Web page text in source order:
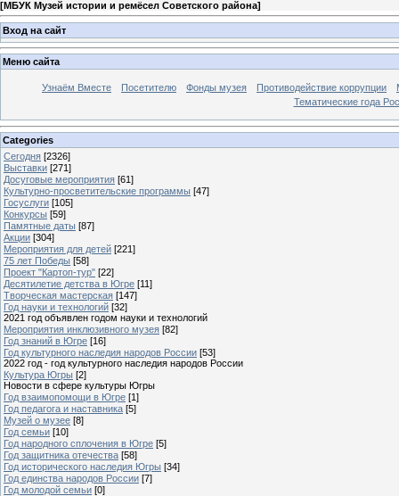
[МБУК Музей истории и ремёсел Советского района]
Вход на сайт
Меню сайта
Узнаём Вместе Посетителю Фонды музея Противодействие коррупции
Тематические года
Categories
Сегодня [2326]
Выставки [271]
Досуговые мероприятия [61]
Культурно-просветительские программы [47]
Госуслуги [105]
Конкурсы [59]
Памятные даты [87]
Акции [304]
Мероприятия для детей [221]
75 лет Победы [58]
Проект "Картоп-тур" [22]
Десятилетие детства в Югре [11]
Творческая мастерская [147]
Год науки и технологий [32]
2021 год объявлен годом науки и технологий
Мероприятия инклюзивного музея [82]
Год знаний в Югре [16]
Год культурного наследия народов России [53]
2022 год - год культурного наследия народов России
Культура Югры [2]
Новости в сфере культуры Югры
Год взаимопомощи в Югре [1]
Год педагога и наставника [5]
Музей о музее [8]
Год семьи [10]
Год народного сплочения в Югре [5]
Год защитника отечества [58]
Год исторического наследия Югры [34]
Год единства народов России [7]
Год молодой семьи [0]